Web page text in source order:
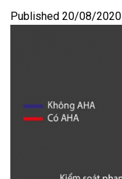
Published 20/08/2020